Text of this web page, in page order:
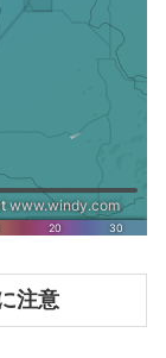
注意